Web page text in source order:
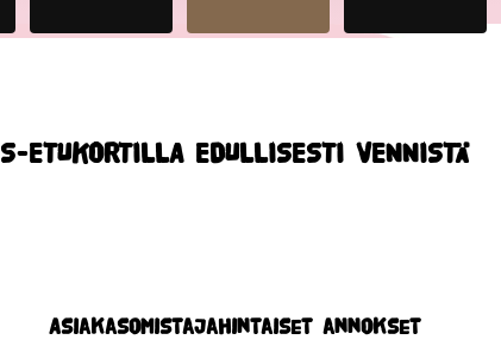
S-ETUKORTILLA EDULLISESTI VENNISTÄ
Asiakasomistajahintaiset annokset